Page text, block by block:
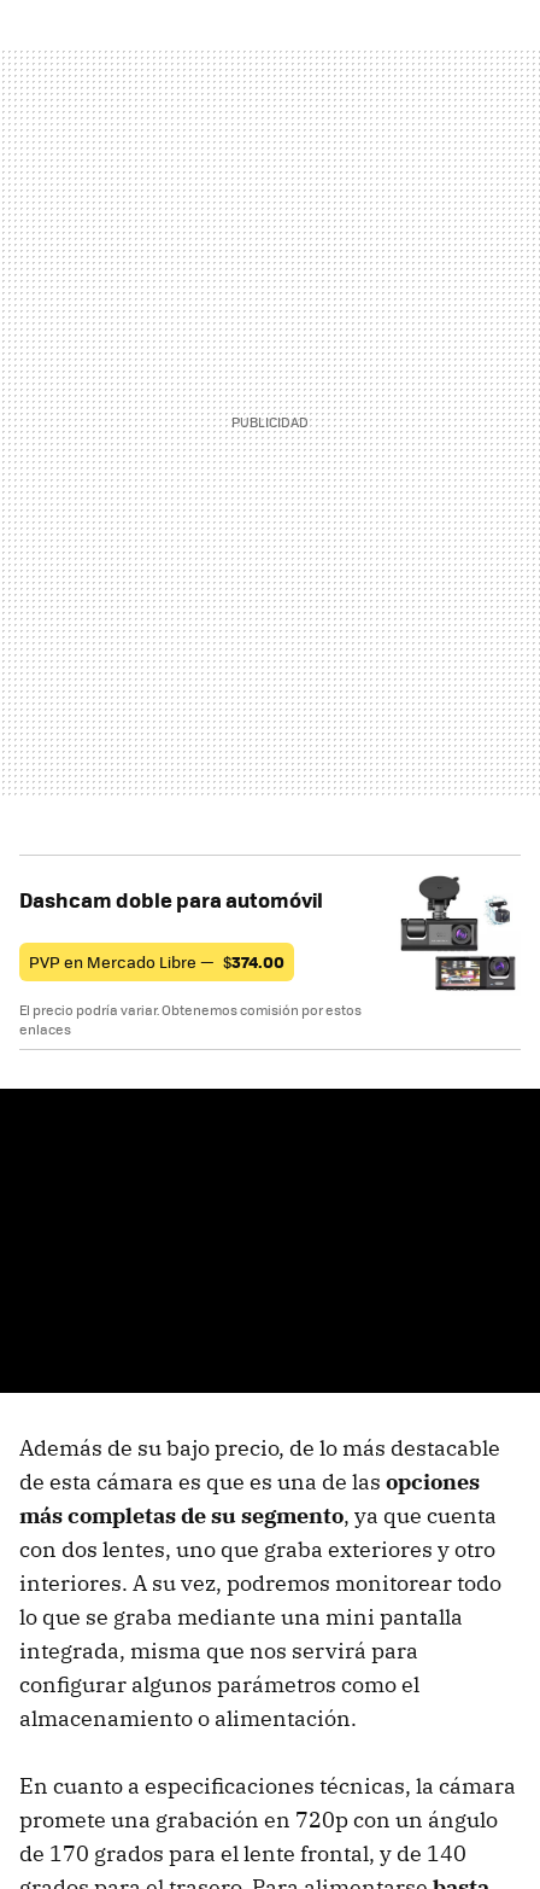
Dashcam doble para automóvil
PVP en Mercado Libre — $374.00
El precio podría variar. Obtenemos comisión por estos
enlaces
Además de su bajo precio, de lo más destacable
de esta cámara es que es una de las opciones
más completas de su segmento, ya que cuenta
con dos lentes, uno que graba exteriores y otro
interiores. A su vez, podremos monitorear todo
lo que se graba mediante una mini pantalla
integrada, misma que nos servirá para
configurar algunos parámetros como el
almacenamiento o alimentación.
En cuanto a especificaciones técnicas, la cámara
promete una grabación en 720p con un ángulo
de 170 grados para el lente frontal, y de 140